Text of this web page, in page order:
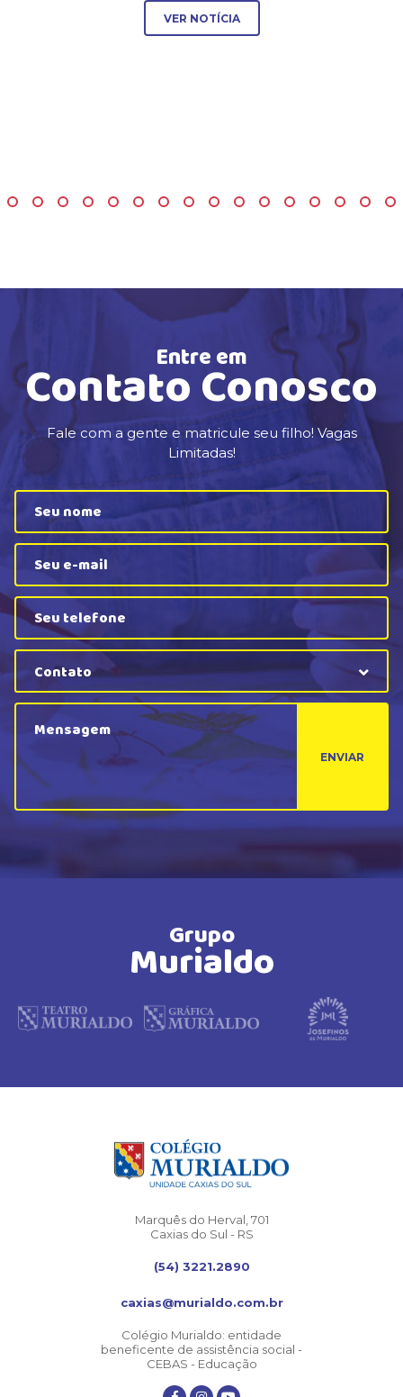
VER NOTÍCIA
Entre em
Contato Conosco
Fale com a gente e matricule seu filho! Vagas
Limitadas!
Contato
ENVIAR
Grupo
Murialdo
Marquês do Herval, 701
Caxias do Sul - RS
(54) 3221.2890
caxias@murialdo.com.br
Colégio Murialdo: entidade
beneficente de assistência social -
CEBAS - Educação